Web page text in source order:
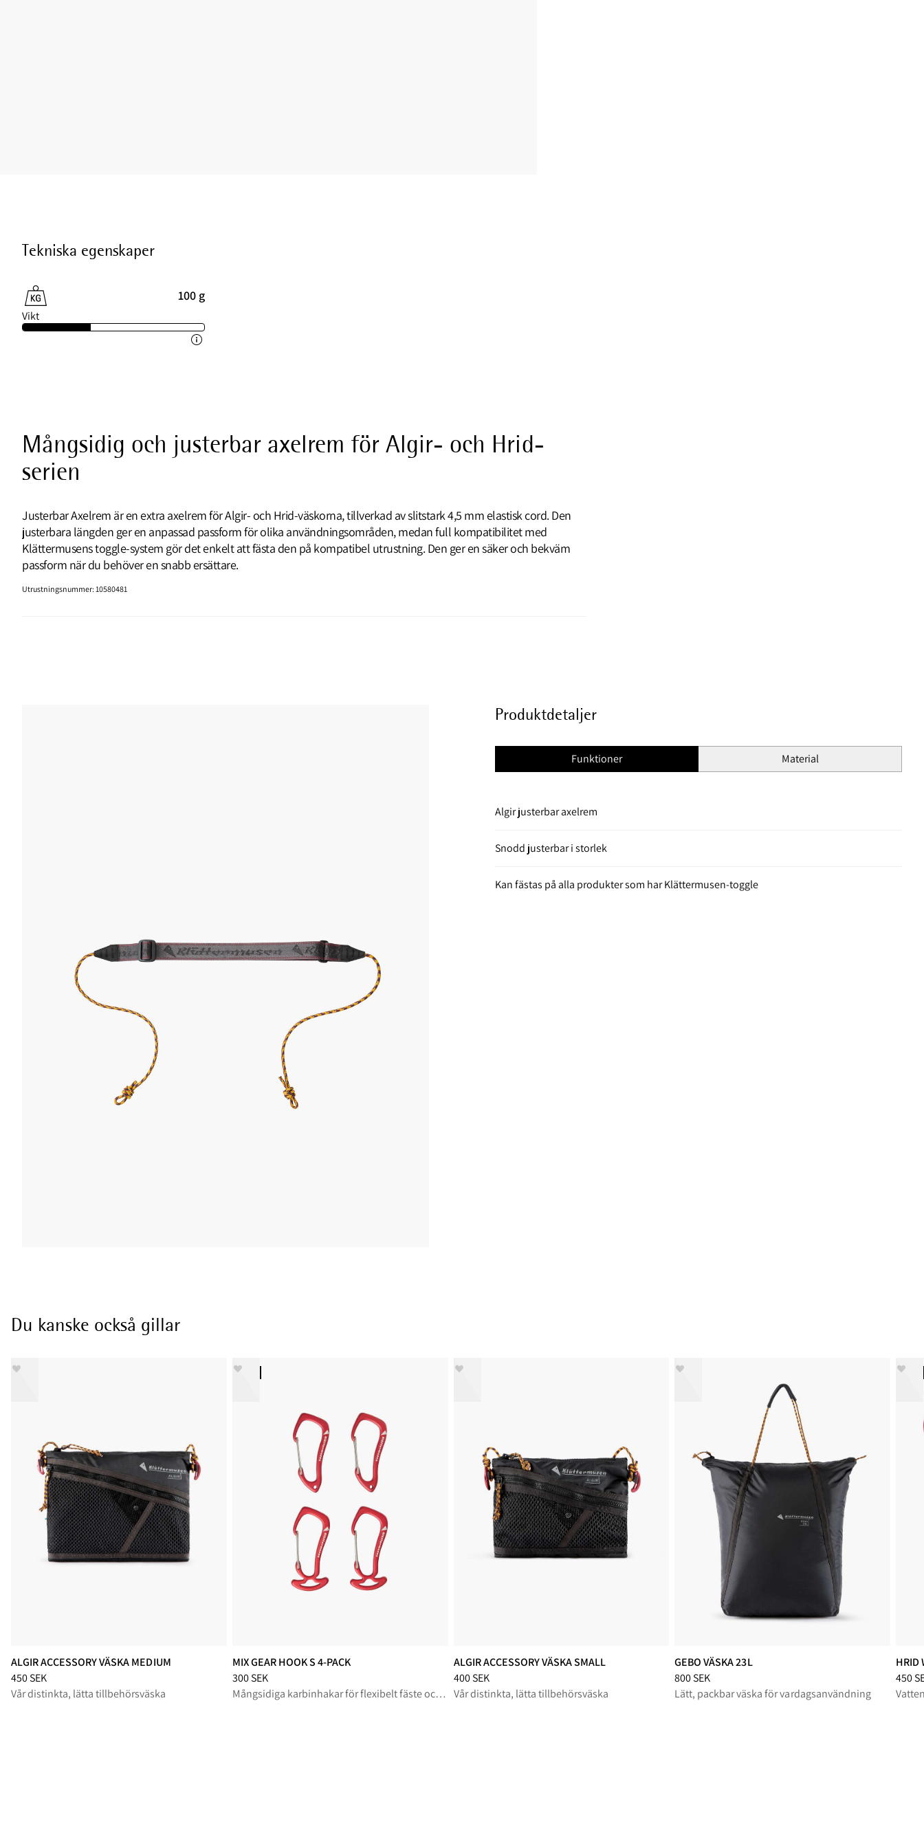
Tekniska egenskaper
100 g
Vikt
Mångsidig och justerbar axelrem för Algir- och Hrid-
serien
Justerbar Axelrem är en extra axelrem för Algir- och Hrid-väskorna, tillverkad av slitstark 4,5 mm elastisk cord. Den
justerbara längden ger en anpassad passform för olika användningsområden, medan full kompatibilitet med
Klättermusens toggle-system gör det enkelt att fästa den på kompatibel utrustning. Den ger en säker och bekväm
passform när du behöver en snabb ersättare.
Utrustningsnummer: 10580481
Produktdetaljer
Funktioner Material
Algir justerbar axelrem
Snodd justerbar i storlek
Kan fästas på alla produkter som har Klättermusen-toggle
Du kanske också gillar
ALGIR ACCESSORY VÄSKA MEDIUM
Pris:450 SEK, sänkt från 450 SEK
450 SEK
Vår distinkta, lätta tillbehörsväska
NY STIL
MIX GEAR HOOK S 4-PACK
Pris:300 SEK, sänkt från 300 SEK
300 SEK
Mångsidiga karbinhakar för flexibelt fäste och organisering på krävande naturupplevelser
ALGIR ACCESSORY VÄSKA SMALL
Pris:400 SEK, sänkt från 400 SEK
400 SEK
Vår distinkta, lätta tillbehörsväska
GEBO VÄSKA 23L
Pris:800 SEK, sänkt från 800 SEK
800 SEK
Lätt, packbar väska för vardagsanvändning
NY STIL
HRID
Pris:
450